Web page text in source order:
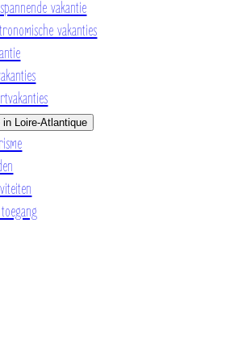
vakantie
vakanties
in Loire-Atlantique